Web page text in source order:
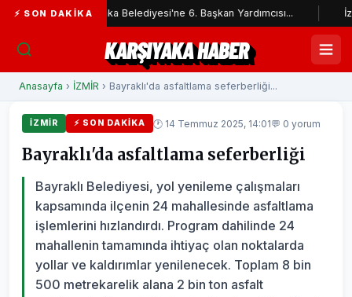
⚡ SON DAKIKA
Karşıyaka Belediyesi'ne 6. Başkan Yardımcısı... İzmir
KARŞIYAKA HABER
Anasayfa › İZMİR › Bayraklı'da asfaltlama seferberliği...
İZMİR ⚡ SON DAKIKA 🕐 14 Temmuz 2025, 14:01💬 0 yorum
Bayraklı'da asfaltlama seferberliği
Bayraklı Belediyesi, yol yenileme çalışmaları
kapsamında ilçenin 24 mahallesinde asfaltlama
işlemlerini hızlandırdı. Program dahilinde 24
mahallenin tamamında ihtiyaç olan noktalarda
yollar ve kaldırımlar yenilenecek. Toplam 8 bin
500 metrekarelik alana 2 bin ton asfalt